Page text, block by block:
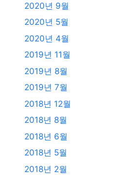
2020년 9월
2020년 5월
2020년 4월
2019년 11월
2019년 8월
2019년 7월
2018년 12월
2018년 8월
2018년 6월
2018년 5월
2018년 2월